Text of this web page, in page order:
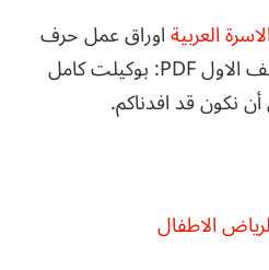
العربيةاوراق عمل حرف
الالف لرياض الاطفال والصف الاول PDF: بوكيلت كامل
نكون قد افدناكم.
الاطفال